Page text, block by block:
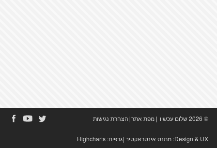
© 2026 שלום עכשיו | מפת אתר|הצהרת נגישות
Design & UX: מתנס אינטראקטיב|גרפים: Highcharts